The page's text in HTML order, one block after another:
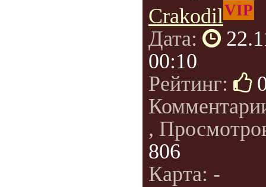
CrakodilVIP
Дата:
00:10
Рейтинг:
,
806
Карта: -